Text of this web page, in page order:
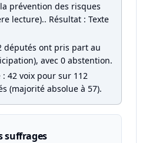
prévention des risques
lecture).. Résultat : Texte
députés ont pris part au
avec 0 abstention.
42 voix pour sur 112
(majorité absolue à 57).
suffrages